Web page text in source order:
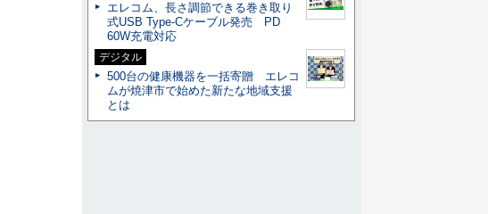
エレコム、長さ調節できる巻き取り
式USB Type-Cケーブル発売 PD
60W充電対応
デジタル
500台の健康機器を一括寄贈 エレコ
ムが焼津市で始めた新たな地域支援
とは